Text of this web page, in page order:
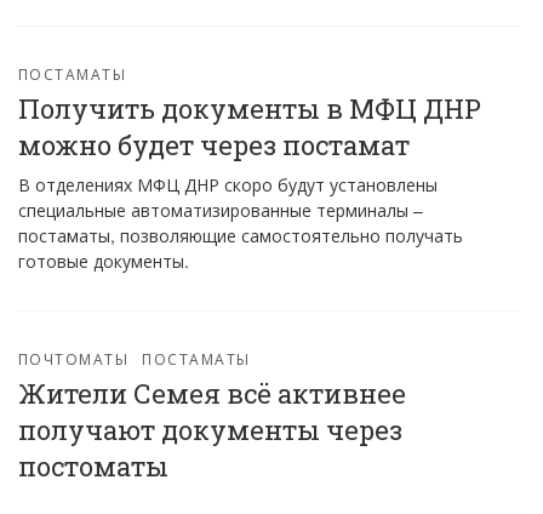
ПОСТАМАТЫ
Получить документы в МФЦ ДНР
можно будет через постамат
В отделениях МФЦ ДНР скоро будут установлены
специальные автоматизированные терминалы –
постаматы, позволяющие самостоятельно получать
готовые документы.
ПОЧТОМАТЫ ПОСТАМАТЫ
Жители Семея всё активнее
получают документы через
постоматы